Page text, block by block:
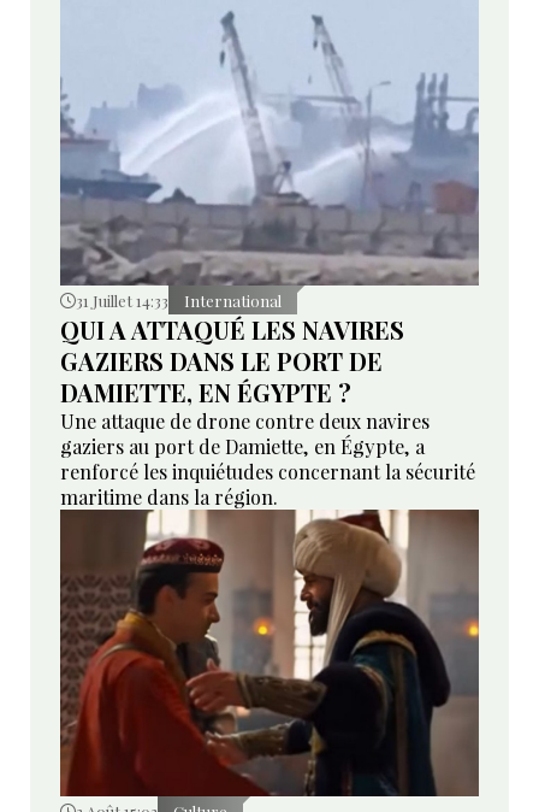
31 Juillet 14:33 International
QUI A ATTAQUÉ LES NAVIRES
GAZIERS DANS LE PORT DE
DAMIETTE, EN ÉGYPTE ?
Une attaque de drone contre deux navires
gaziers au port de Damiette, en Égypte, a
renforcé les inquiétudes concernant la sécurité
maritime dans la région.